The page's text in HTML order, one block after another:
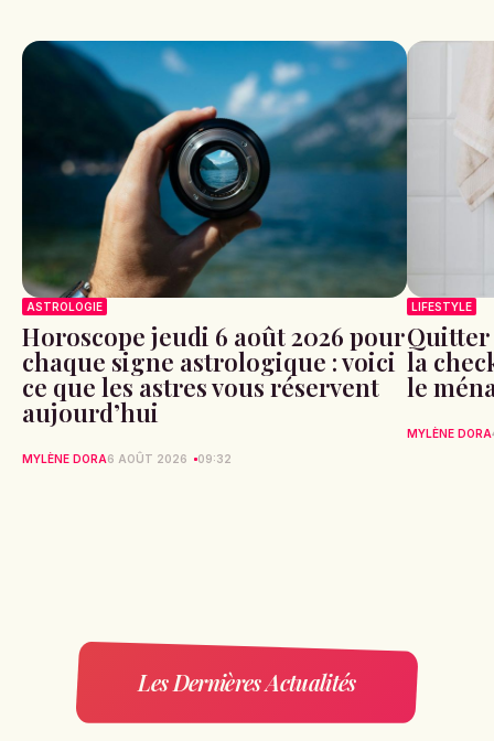
ASTROLOGIE
Horoscope jeudi 6 août 2026 pour
chaque signe astrologique : voici
ce que les astres vous réservent
aujourd’hui
MYLÈNE DORA6 AOÛT 2026 09:32
LIFESTYLE
Quitter
la
le
MYLÈNE DORA
Les Dernières Actualités